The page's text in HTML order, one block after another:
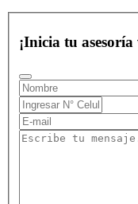
¡Inicia tu